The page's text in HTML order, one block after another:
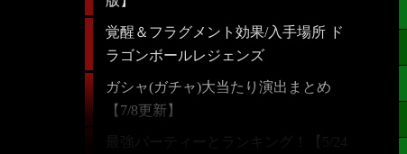
覚醒＆フラグメント効果/入手場所 ド
ラゴンボールレジェンズ
ガシャ(ガチャ)大当たり演出まとめ
【7/8更新】
最強パーティーとランキング！【5/24